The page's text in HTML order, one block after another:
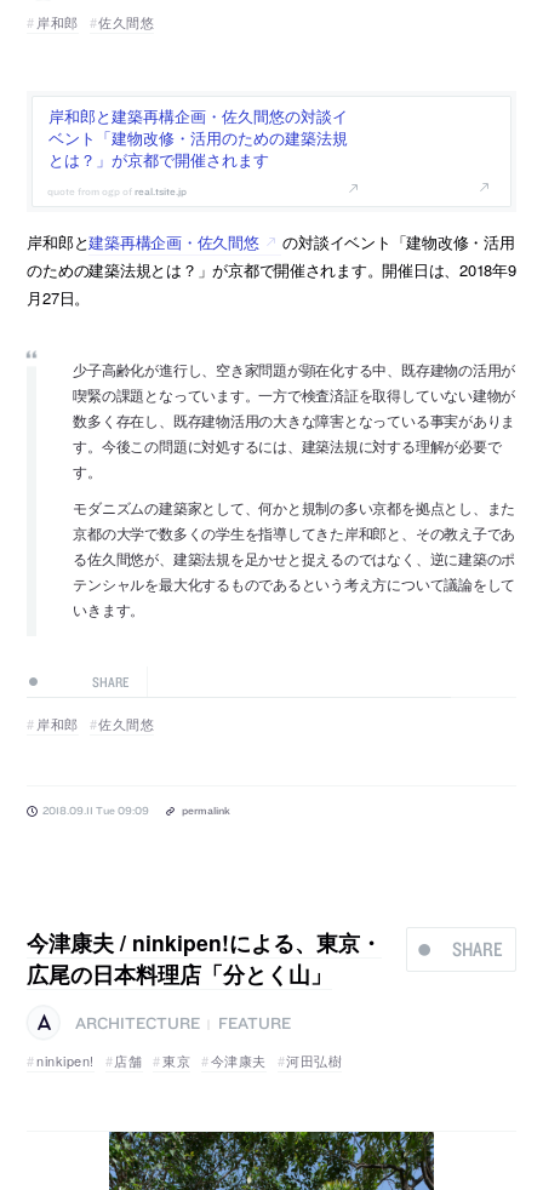
岸和郎 佐久間悠
岸和郎と建築再構企画・佐久間悠の対談イ
ベント「建物改修・活用のための建築法規
とは？」が京都で開催されます
real.tsite.jp
岸和郎と建築再構企画・佐久間悠
の対談イベント「建物改修・活用
のための建築法規とは？」が京都で開催されます。開催日は、2018年9
月27日。
少子高齢化が進行し、空き家問題が顕在化する中、既存建物の活用が
喫緊の課題となっています。一方で検査済証を取得していない建物が
数多く存在し、既存建物活用の大きな障害となっている事実がありま
す。今後この問題に対処するには、建築法規に対する理解が必要で
す。
モダニズムの建築家として、何かと規制の多い京都を拠点とし、また
京都の大学で数多くの学生を指導してきた岸和郎と、その教え子であ
る佐久間悠が、建築法規を足かせと捉えるのではなく、逆に建築のポ
テンシャルを最大化するものであるという考え方について議論をして
いきます。
SHARE
岸和郎 佐久間悠
2018.09.11 Tue 09:09 permalink
SHARE
今津康夫 / ninkipen!による、東京・
広尾の日本料理店「分とく山」
ARCHITECTURE
FEATURE
ninkipen!
店舗 東京 今津康夫 河田弘樹